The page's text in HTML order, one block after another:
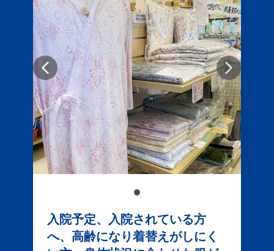
入院予定、入院されている方
へ、高齢になり着替えがしにく